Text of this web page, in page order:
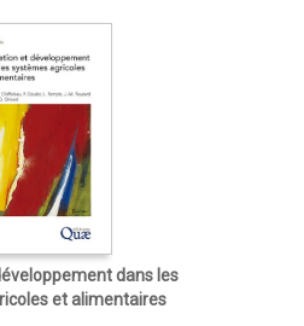
dans les
et alimentaires